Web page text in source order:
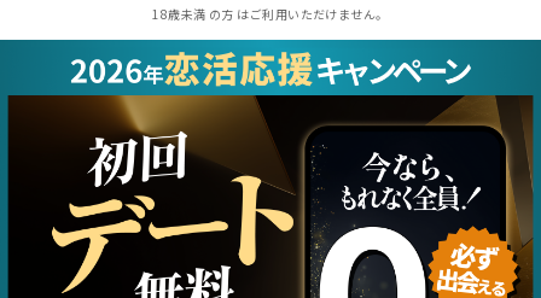
18歳未満 の方 はご利用いただけません。